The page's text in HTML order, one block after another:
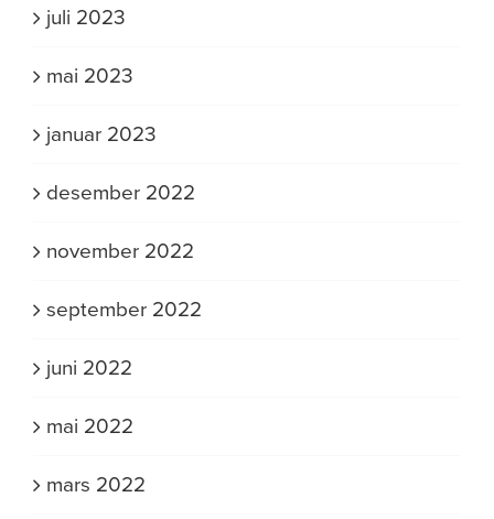
juli 2023
mai 2023
januar 2023
desember 2022
november 2022
september 2022
juni 2022
mai 2022
mars 2022